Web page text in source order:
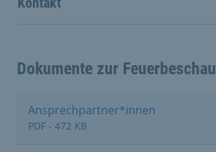
Dokumente zur Feuerbeschau
Ansprechpartner*innen
PDF - 472 KB